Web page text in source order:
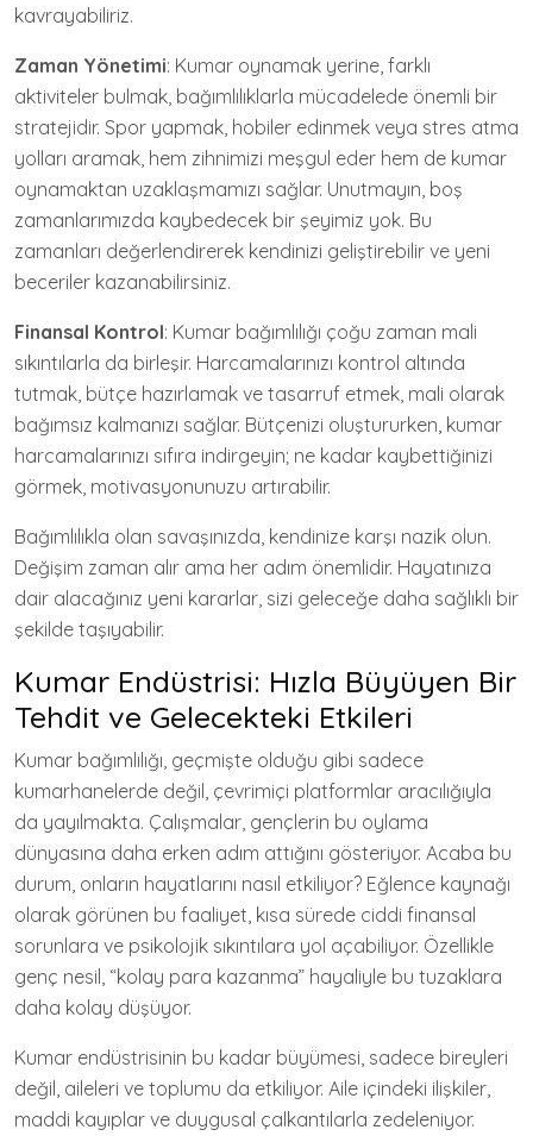
kavrayabiliriz.
Zaman Yönetimi: Kumar oynamak yerine, farklı
aktiviteler bulmak, bağımlılıklarla mücadelede önemli bir
stratejidir. Spor yapmak, hobiler edinmek veya stres atma
yolları aramak, hem zihnimizi meşgul eder hem de kumar
oynamaktan uzaklaşmamızı sağlar. Unutmayın, boş
zamanlarımızda kaybedecek bir şeyimiz yok. Bu
zamanları değerlendirerek kendinizi geliştirebilir ve yeni
beceriler kazanabilirsiniz.
Finansal Kontrol: Kumar bağımlılığı çoğu zaman mali
sıkıntılarla da birleşir. Harcamalarınızı kontrol altında
tutmak, bütçe hazırlamak ve tasarruf etmek, mali olarak
bağımsız kalmanızı sağlar. Bütçenizi oluştururken, kumar
harcamalarınızı sıfıra indirgeyin; ne kadar kaybettiğinizi
görmek, motivasyonunuzu artırabilir.
Bağımlılıkla olan savaşınızda, kendinize karşı nazik olun.
Değişim zaman alır ama her adım önemlidir. Hayatınıza
dair alacağınız yeni kararlar, sizi geleceğe daha sağlıklı bir
şekilde taşıyabilir.
Kumar Endüstrisi: Hızla Büyüyen Bir
Tehdit ve Gelecekteki Etkileri
Kumar bağımlılığı, geçmişte olduğu gibi sadece
kumarhanelerde değil, çevrimiçi platformlar aracılığıyla
da yayılmakta. Çalışmalar, gençlerin bu oylama
dünyasına daha erken adım attığını gösteriyor. Acaba bu
durum, onların hayatlarını nasıl etkiliyor? Eğlence kaynağı
olarak görünen bu faaliyet, kısa sürede ciddi finansal
sorunlara ve psikolojik sıkıntılara yol açabiliyor. Özellikle
genç nesil, “kolay para kazanma” hayaliyle bu tuzaklara
daha kolay düşüyor.
Kumar endüstrisinin bu kadar büyümesi, sadece bireyleri
değil, aileleri ve toplumu da etkiliyor. Aile içindeki ilişkiler,
maddi kayıplar ve duygusal çalkantılarla zedeleniyor.